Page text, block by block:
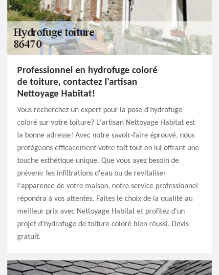
Professionnel en hydrofuge coloré
de toiture, contactez l'artisan
Nettoyage Habitat!
Vous recherchez un expert pour la pose d'hydrofuge
coloré sur votre toiture? L'artisan Nettoyage Habitat est
la bonne adresse! Avec notre savoir-faire éprouvé, nous
protégeons efficacement votre toit tout en lui offrant une
touche esthétique unique. Que vous ayez besoin de
prévenir les infiltrations d'eau ou de revitaliser
l'apparence de votre maison, notre service professionnel
répondra à vos attentes. Faites le choix de la qualité au
meilleur prix avec Nettoyage Habitat et profitez d'un
projet d'hydrofuge de toiture coloré bien réussi. Devis
gratuit.